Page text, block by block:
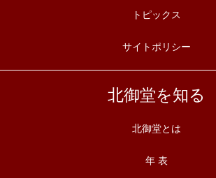
トピックス
サイトポリシー
北御堂を知る
北御堂とは
年 表